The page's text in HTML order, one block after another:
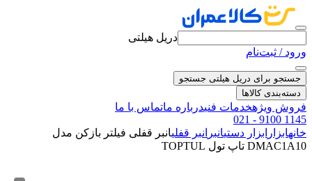
دریل هیلتی
ورود / ثبت‌نام
جستجو برای دریل هیلتی جستجو
دسته‌بندی کالاها
فروش ویژهخدمات فنیدرباره ماتماس با ما
021 - 9100 1145
خانهابزار ابزار دستیانبر انبر قفلیانبر قفلی فیلتر بازکن مدل
DMAC1A10 تاپ تول TOPTUL